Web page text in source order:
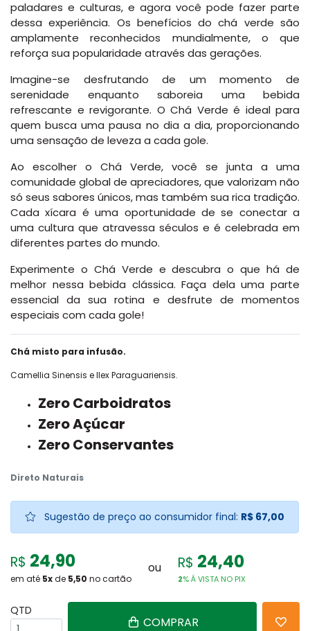
paladares e culturas, e agora você pode fazer parte
dessa experiência. Os benefícios do chá verde são
amplamente reconhecidos mundialmente, o que
reforça sua popularidade através das gerações.
Imagine-se desfrutando de um momento de
serenidade enquanto saboreia uma bebida
refrescante e revigorante. O Chá Verde é ideal para
quem busca uma pausa no dia a dia, proporcionando
uma sensação de leveza a cada gole.
Ao escolher o Chá Verde, você se junta a uma
comunidade global de apreciadores, que valorizam não
só seus sabores únicos, mas também sua rica tradição.
Cada xícara é uma oportunidade de se conectar a
uma cultura que atravessa séculos e é celebrada em
diferentes partes do mundo.
Experimente o Chá Verde e descubra o que há de
melhor nessa bebida clássica. Faça dela uma parte
essencial da sua rotina e desfrute de momentos
especiais com cada gole!
Chá misto para infusão.
Camellia Sinensis e Ilex Paraguariensis.
Zero Carboidratos
Zero Açúcar
Zero Conservantes
Direto Naturais
Sugestão de preço ao consumidor final: R$ 67,00
R$ 24,90
em até 5xde 5,50 no cartão
ou R$ 24,40
2% Á VISTA NO PIX
QTD
COMPRAR